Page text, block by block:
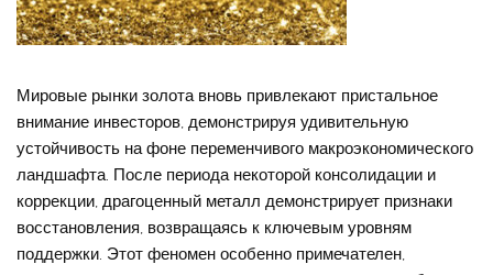
Мировые рынки золота вновь привлекают пристальное
внимание инвесторов, демонстрируя удивительную
устойчивость на фоне переменчивого макроэкономического
ландшафта. После периода некоторой консолидации и
коррекции, драгоценный металл демонстрирует признаки
восстановления, возвращаясь к ключевым уровням
поддержки. Этот феномен особенно примечателен,